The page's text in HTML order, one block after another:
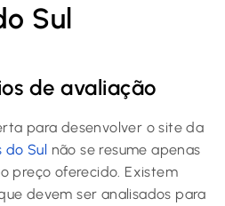
Sul
de avaliação
para desenvolver o site da
do Sul não se resume apenas
preço oferecido. Existem
devem ser analisados para